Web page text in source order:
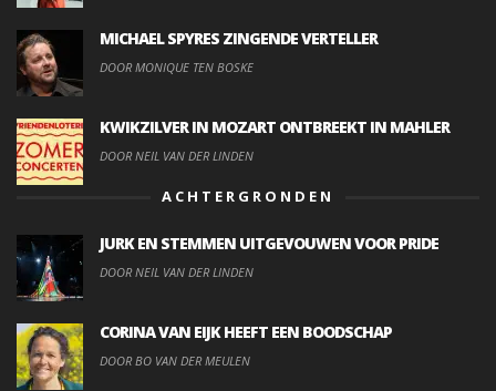
MICHAEL SPYRES ZINGENDE VERTELLER
DOOR MONIQUE TEN BOSKE
KWIKZILVER IN MOZART ONTBREEKT IN MAHLER
DOOR NEIL VAN DER LINDEN
ACHTERGRONDEN
JURK EN STEMMEN UITGEVOUWEN VOOR PRIDE
DOOR NEIL VAN DER LINDEN
CORINA VAN EIJK HEEFT EEN BOODSCHAP
DOOR BO VAN DER MEULEN